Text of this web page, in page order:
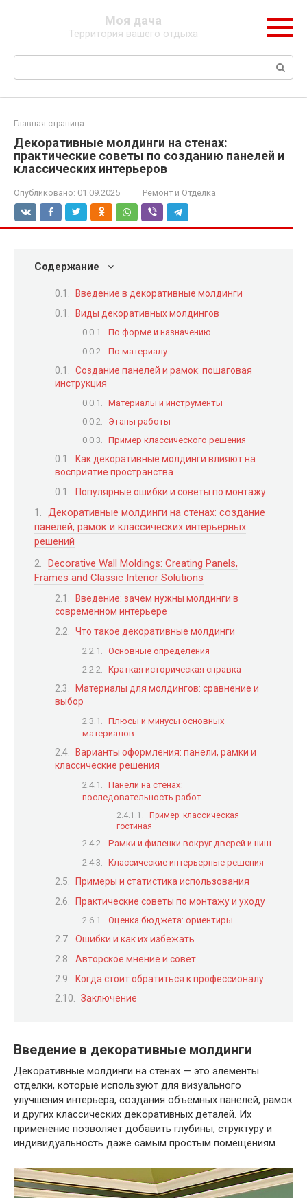
Моя дача
Территория вашего отдыха
Поиск:
Главная страница
Декоративные молдинги на стенах:
практические советы по созданию панелей и
классических интерьеров
Опубликовано: 01.09.2025 Ремонт и Отделка
Содержание
Введение в декоративные молдинги
Виды декоративных молдингов
По форме и назначению
По материалу
Создание панелей и рамок: пошаговая
инструкция
Материалы и инструменты
Этапы работы
Пример классического решения
Как декоративные молдинги влияют на
восприятие пространства
Популярные ошибки и советы по монтажу
Декоративные молдинги на стенах: создание
панелей, рамок и классических интерьерных
решений
Decorative Wall Moldings: Creating Panels,
Frames and Classic Interior Solutions
Введение: зачем нужны молдинги в
современном интерьере
Что такое декоративные молдинги
Основные определения
Краткая историческая справка
Материалы для молдингов: сравнение и
выбор
Плюсы и минусы основных
материалов
Варианты оформления: панели, рамки и
классические решения
Панели на стенах:
последовательность работ
Пример: классическая
гостиная
Рамки и филенки вокруг дверей и ниш
Классические интерьерные решения
Примеры и статистика использования
Практические советы по монтажу и уходу
Оценка бюджета: ориентиры
Ошибки и как их избежать
Авторское мнение и совет
Когда стоит обратиться к профессионалу
Заключение
Введение в декоративные молдинги
Декоративные молдинги на стенах — это элементы
отделки, которые используют для визуального
улучшения интерьера, создания объемных панелей, рамок
и других классических декоративных деталей. Их
применение позволяет добавить глубины, структуру и
индивидуальность даже самым простым помещениям.